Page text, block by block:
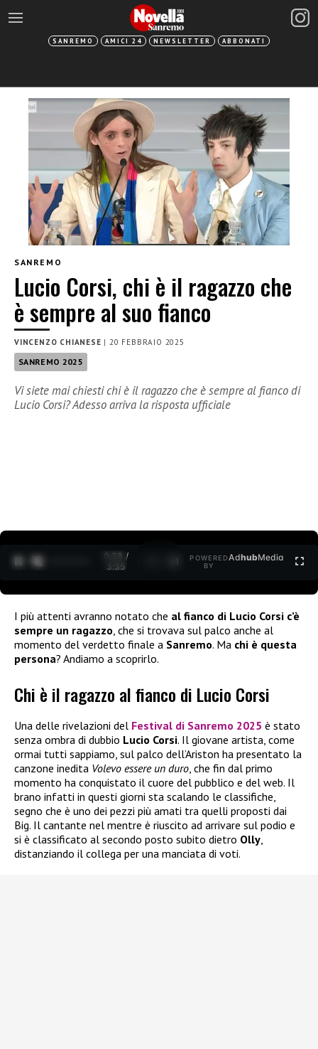
SANREMO AMICI 24 NEWSLETTER ABBONATI
SANREMO
Lucio Corsi, chi è il ragazzo che
è sempre al suo fianco
VINCENZO CHIANESE |20 FEBBRAIO 2025
SANREMO 2025
Vi siete mai chiesti chi è il ragazzo che è sempre al fianco di
Lucio Corsi? Adesso arriva la risposta ufficiale
0:29 /
3:35
POWERED
BY
AdhubMedia
I più attenti avranno notato che al fianco di Lucio Corsi c’è
sempre un ragazzo , che si trovava sul palco anche al
momento del verdetto finale a Sanremo. Ma chi è questa
persona? Andiamo a scoprirlo.
Chi è il ragazzo al fianco di Lucio Corsi
Una delle rivelazioni del Festival di Sanremo 2025 è stato
senza ombra di dubbio Lucio Corsi. Il giovane artista, come
ormai tutti sappiamo, sul palco dell’Ariston ha presentato la
canzone inedita Volevo essere un duro, che fin dal primo
momento ha conquistato il cuore del pubblico e del web. Il
brano infatti in questi giorni sta scalando le classifiche,
segno che è uno dei pezzi più amati tra quelli proposti dai
Big. Il cantante nel mentre è riuscito ad arrivare sul podio e
si è classificato al secondo posto subito dietro Olly,
distanziando il collega per una manciata di voti.